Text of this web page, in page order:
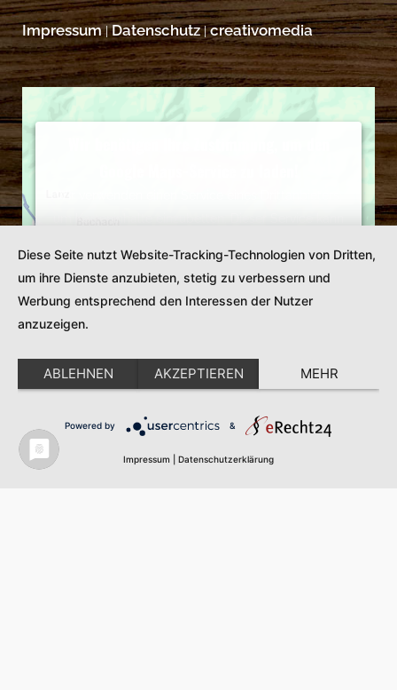
Impressum|Datenschutz|creativomedia
die Details durch und stimmen Sie der Nutzung des
Service zu, um diese Karte anzuzeigen.
Akzeptieren
Platform
Diese Seite nutzt Website-Tracking-Technologien von Dritten,
um ihre Dienste anzubieten, stetig zu verbessern und
Werbung entsprechend den Interessen der Nutzer
anzuzeigen.
ABLEHNEN AKZEPTIEREN MEHR
Powered by &
Impressum Datenschutzerklärung